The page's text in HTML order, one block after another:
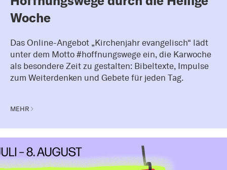
Woche
Das Online-Angebot „Kirchenjahr evangelisch“ lädt
unter dem Motto #hoffnungswege ein, die Karwoche
als besondere Zeit zu gestalten: Bibeltexte, Impulse
zum Weiterdenken und Gebete für jeden Tag.
MEHR